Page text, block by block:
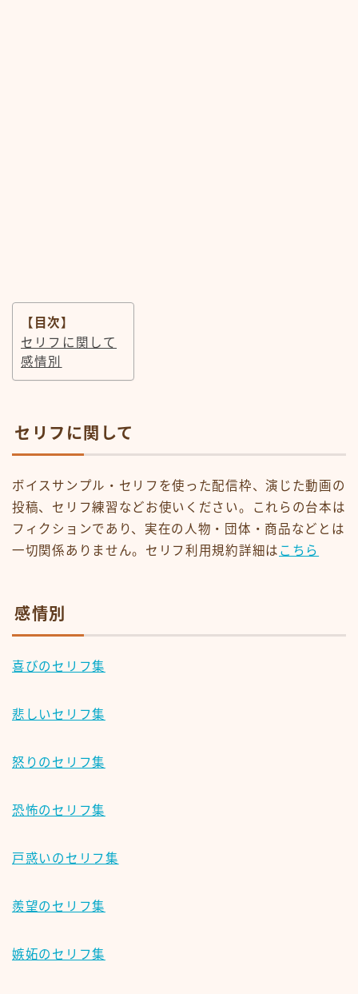
【目次】
セリフに関して
感情別
セリフに関して
ボイスサンプル・セリフを使った配信枠、演じた動画の
投稿、セリフ練習などお使いください。これらの台本は
フィクションであり、実在の人物・団体・商品などとは
一切関係ありません。セリフ利用規約詳細は こちら
感情別
喜びのセリフ集
悲しいセリフ集
怒りのセリフ集
恐怖のセリフ集
戸惑いのセリフ集
羨望のセリフ集
嫉妬のセリフ集